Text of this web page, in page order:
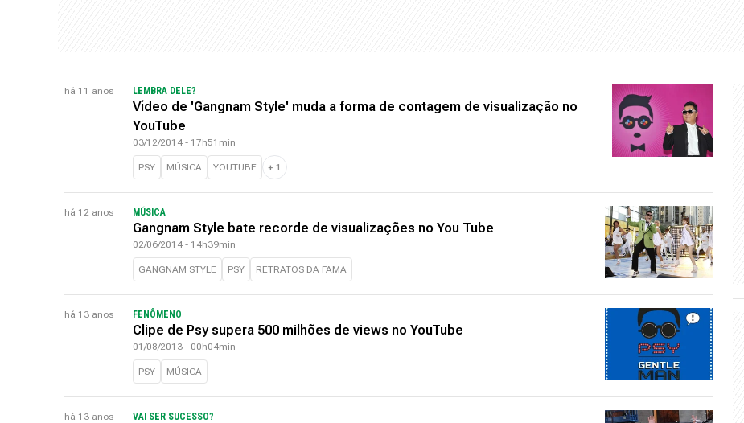
há 11 anos LEMBRA DELE?
Vídeo de 'Gangnam Style' muda a forma de contagem de visualização no
YouTube
03/12/2014 - 17h51min
PSY MÚSICA YOUTUBE + 1
há 12 anos MÚSICA
Gangnam Style bate recorde de visualizações no You Tube
02/06/2014 - 14h39min
GANGNAM STYLE PSY RETRATOS DA FAMA
há 13 anos FENÔMENO
Clipe de Psy supera 500 milhões de views no YouTube
01/08/2013 - 00h04min
PSY MÚSICA
há 13 anos VAI SER SUCESSO?